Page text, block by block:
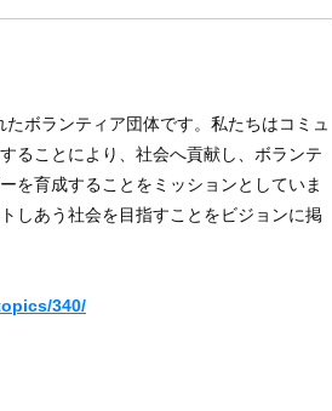
ボランティア団体です。私たちはコミュ
ることにより、社会へ貢献し、ボランテ
を育成することをミッションとしていま
しあう社会を目指すことをビジョンに掲
340/